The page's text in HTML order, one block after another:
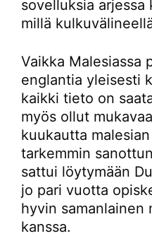
sovelluksia arjessa
millä
Vaikka Malesiassa
englantia yleisesti
kaikki tieto on
myös ollut
kuukautta
tarkemmin
sattui löytymään
jo pari vuotta
hyvin samanlainen
kanssa.